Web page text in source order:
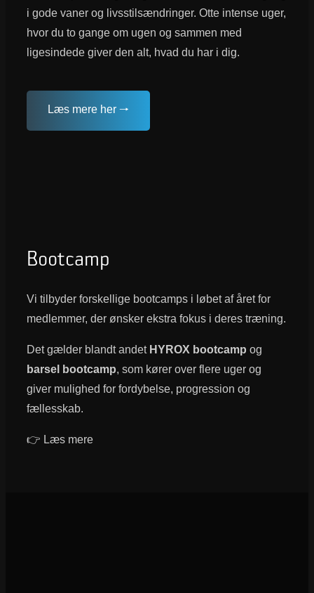
i gode vaner og livsstilsændringer. Otte intense uger,
hvor du to gange om ugen og sammen med
ligesindede giver den alt, hvad du har i dig.
Læs mere her 🠒
Bootcamp
Vi tilbyder forskellige bootcamps i løbet af året for
medlemmer, der ønsker ekstra fokus i deres træning.
Det gælder blandt andet HYROX bootcamp og
barsel bootcamp, som kører over flere uger og
giver mulighed for fordybelse, progression og
fællesskab.
👉 Læs mere